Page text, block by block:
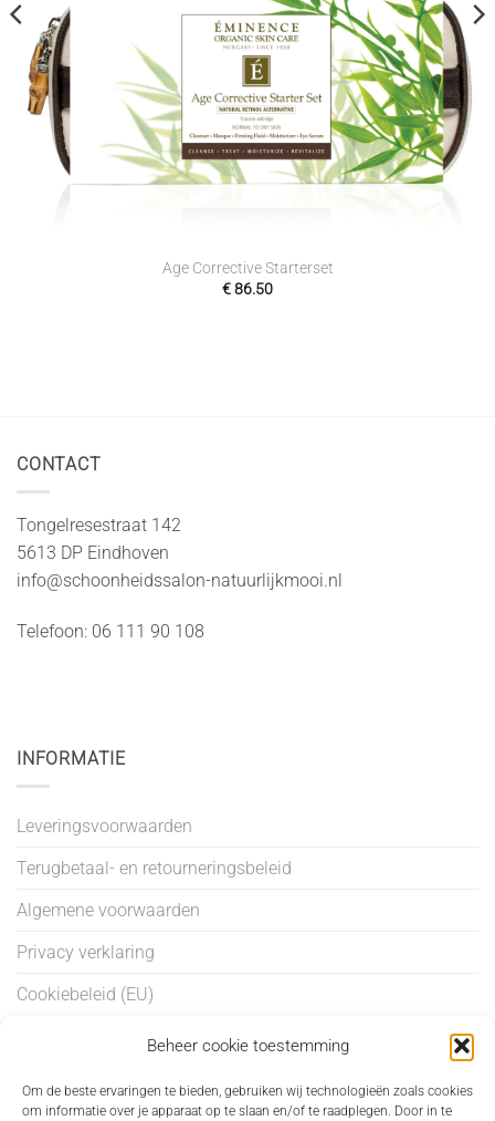
Beheer cookie toestemming
Om de beste ervaringen te bieden, gebruiken wij technologieën zoals cookies
om informatie over je apparaat op te slaan en/of te raadplegen. Door in te
Age Corrective Starterset
€86.50
CONTACT
Tongelresestraat 142
5613 DP Eindhoven
info@schoonheidssalon-natuurlijkmooi.nl
Telefoon: 06 111 90 108
INFORMATIE
Leveringsvoorwaarden
Terugbetaal- en retourneringsbeleid
Algemene voorwaarden
Privacy verklaring
Cookiebeleid (EU)
BEHANDELINGEN